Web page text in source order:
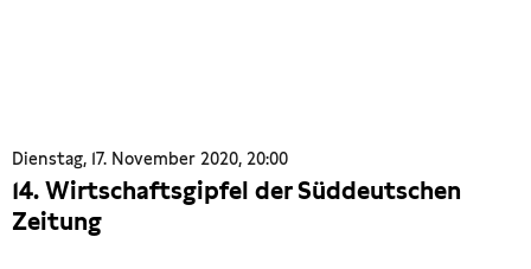
Dienstag, 17. November 2020, 20:00
14. Wirtschaftsgipfel der Süddeutschen
Zeitung